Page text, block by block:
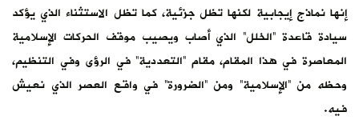
إنها نماذج إيجابية لكنها تظل جزئية، كما تظل الاستثناء الذي يؤكد
سيادة قاعدة “الخلل” الذي أصاب ويصيب موقف الحركات الإسلامية
المعاصرة في هذا المقام، مقام “التعددية” في الرؤى وفي التنظيم،
وحظه من “الإسلامية” ومن “الضرورة” في واقع العصر الذي نعيش
فيه.